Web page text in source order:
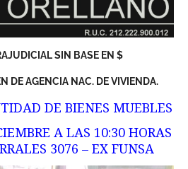
SIN BASE EN $
DE AGENCIA NAC. DE VIVIENDA.
DE BIENES MUEBLES
A LAS 10:30 HORAS
3076 – EX FUNSA